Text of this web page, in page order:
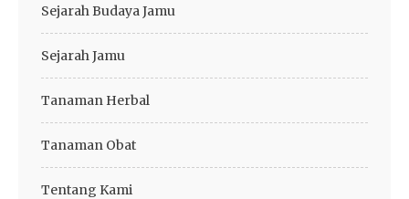
Sejarah Budaya Jamu
Sejarah Jamu
Tanaman Herbal
Tanaman Obat
Tentang Kami